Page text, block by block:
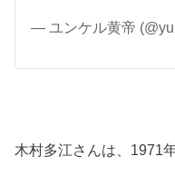
— ユンケル黄帝
木村多江さんは、1971